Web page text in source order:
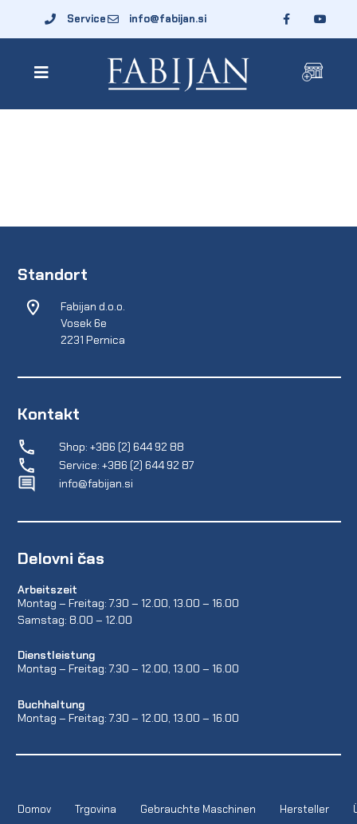
Service info@fabijan.si
Standort
Fabijan d.o.o.
Vosek 6e
2231 Pernica
Kontakt
Shop: +386 (2) 644 92 88
Service: +386 (2) 644 92 87
info@fabijan.si
Delovni čas
Arbeitszeit
Montag – Freitag: 7.30 – 12.00, 13.00 – 16.00
Samstag: 8.00 – 12.00
Dienstleistung
Montag – Freitag: 7.30 – 12.00, 13.00 – 16.00
Buchhaltung
Montag – Freitag: 7.30 – 12.00, 13.00 – 16.00
Domov Trgovina Gebrauchte Maschinen Hersteller